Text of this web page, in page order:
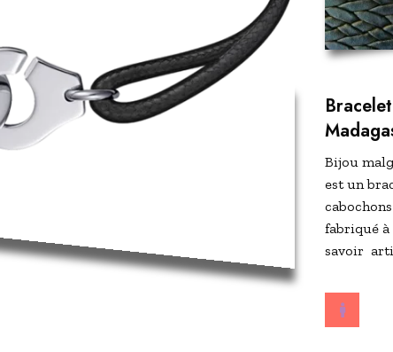
Bijou
est un
fabriqué à
savoir